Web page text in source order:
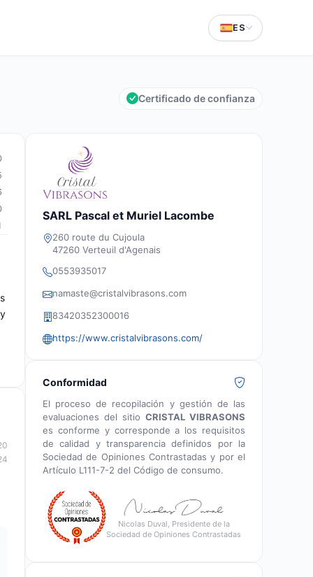
ES
Certificado de confianza
SARL Pascal et Muriel Lacombe
260 route du Cujoula
47260 Verteuil d'Agenais
0553935017
namaste@cristalvibrasons.com
83420352300016
https://www.cristalvibrasons.com/
Conformidad
El proceso de recopilación y gestión de las
evaluaciones del sitio CRISTAL VIBRASONS
es conforme y corresponde a los requisitos
de calidad y transparencia definidos por la
Sociedad de Opiniones Contrastadas y por el
Artículo L111-7-2 del Código de consumo.
Nicolas Duval, Presidente de la
Sociedad de Opiniones Contrastadas